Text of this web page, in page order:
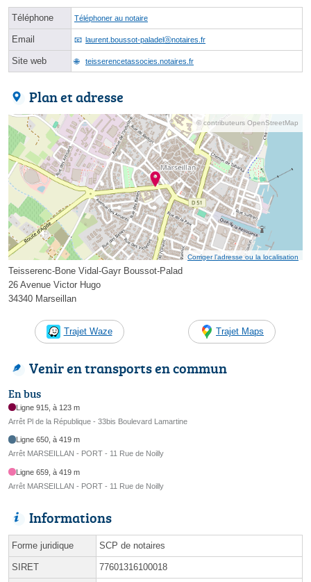
Téléphone Téléphoner au notaire
Email laurent.boussot-paladelⓐnotaires.fr
Site web teisserencetassocies.notaires.fr
Plan et adresse
© contributeurs OpenStreetMap
Corriger l’adresse ou la localisation
Teisserenc-Bone Vidal-Gayr Boussot-Palad
26 Avenue Victor Hugo
34340 Marseillan
Trajet Waze Trajet Maps
Venir en transports en commun
En bus
Ligne 915, à 123 m
Arrêt Pl de la République - 33bis Boulevard Lamartine
Ligne 650, à 419 m
Arrêt MARSEILLAN - PORT - 11 Rue de Noilly
Ligne 659, à 419 m
Arrêt MARSEILLAN - PORT - 11 Rue de Noilly
Informations
Forme juridique SCP de notaires
SIRET 77601316100018